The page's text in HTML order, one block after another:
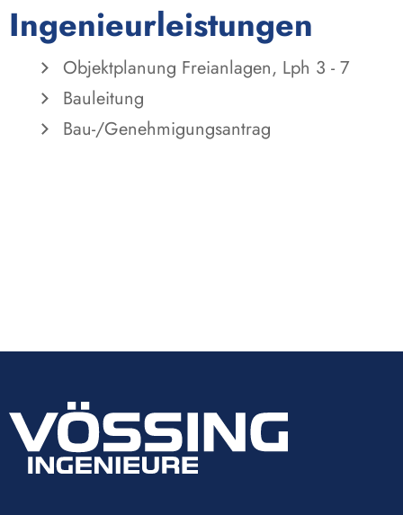
Ingenieurleistungen
Objektplanung Freianlagen, Lph 3 - 7
Bauleitung
Bau-/Genehmigungsantrag